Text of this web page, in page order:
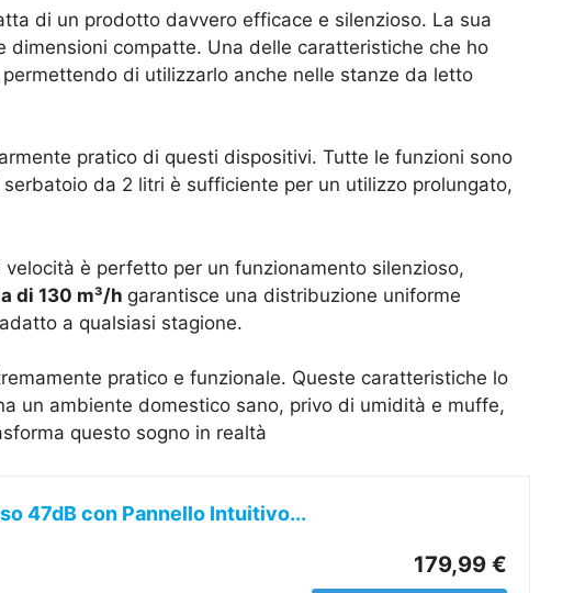
di un prodotto davvero efficace e silenzioso. La sua
compatte. Una delle caratteristiche che ho
di utilizzarlo anche nelle stanze da letto
pratico di questi dispositivi. Tutte le funzioni sono
da 2 litri è sufficiente per un utilizzo prolungato,
è perfetto per un funzionamento silenzioso,
di 130 m³/h garantisce una distribuzione uniforme
a qualsiasi stagione.
pratico e funzionale. Queste caratteristiche lo
un ambiente domestico sano, privo di umidità e muffe,
questo sogno in realtà
47dB con Pannello Intuitivo...
179,99 €